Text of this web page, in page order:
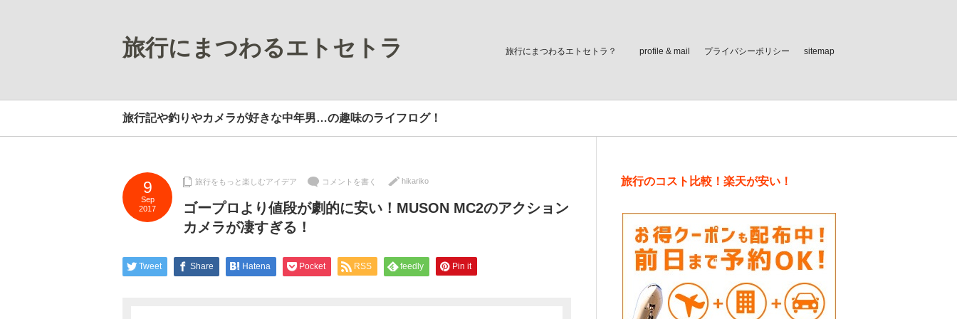
旅行にまつわるエトセトラ 旅行にまつわるエトセトラ？ profile & mail プライバシーポリシー sitemap
旅行記や釣りやカメラが好きな中年男…の趣味のライフログ！
9
Sep
2017
旅行をもっと楽しむアイデア コメントを書く hikariko
ゴープロより値段が劇的に安い！MUSON MC2のアクション
カメラが凄すぎる！
Tweet Share Hatena Pocket RSS feedly Pin it
旅行のコスト比較！楽天が安い！